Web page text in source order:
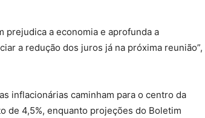
prejudica a economia e aprofunda a
a redução dos juros já na próxima reunião”,
inflacionárias caminham para o centro da
de 4,5%, enquanto projeções do Boletim